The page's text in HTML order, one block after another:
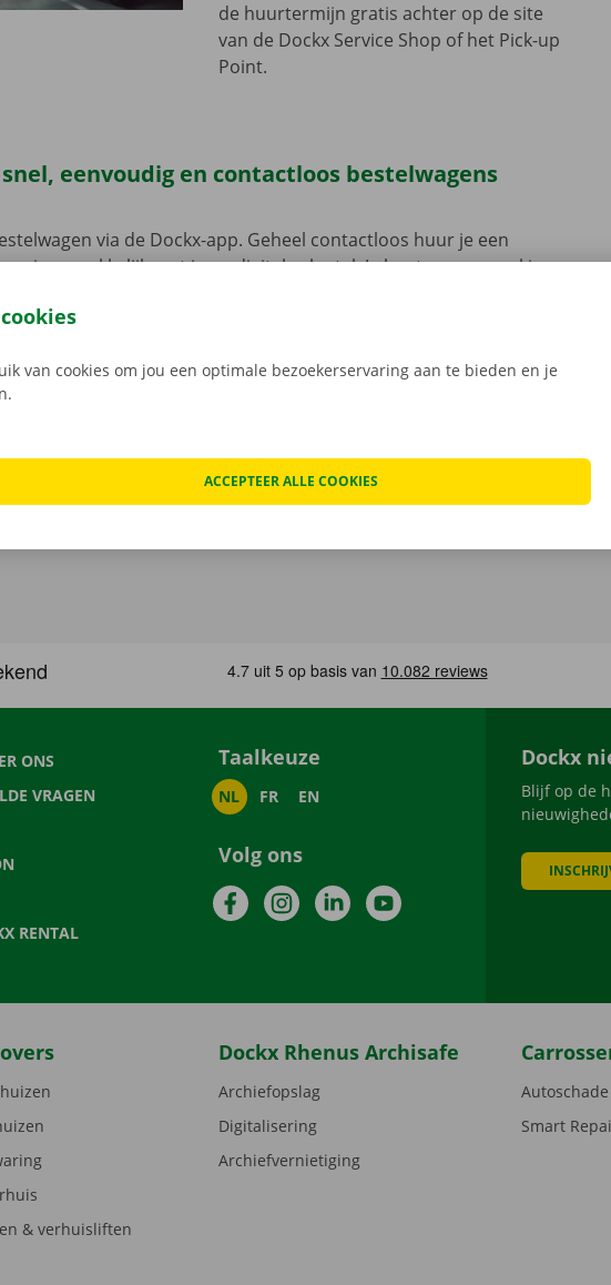
de huurtermijn gratis achter op de site
van de Dockx Service Shop of het Pick-up
Point.
eenvoudig en contactloos bestelwagens
via de Dockx-app. Geheel contactloos huur je een
je gemakkelijk met jouw digitale sleutel. Je bent zo op weg: kies
de gratis app nu voor
ONS
VRAGEN
RENTAL
Taalkeuze
NL FR EN
Volg ons
FacebookInstagramLinkedInYouTube
Dockx
Blijf op de
& verhuisliften
Dockx Rhenus Archisafe
Archiefopslag
Digitalisering
Archiefvernietiging
Autoschade
Smart
van cookies om jou een optimale bezoekerservaring aan te bieden en je
ACCEPTEER ALLE COOKIES